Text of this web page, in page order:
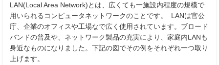
LAN(Local Area Network)とは、広くても一施設内程度の規模で
用いられるコンピュータネットワークのことです。 LANは官公
庁、企業のオフィスや工場なで広く使用されています。ブロード
バンドの普及や、ネットワーク製品の充実により、家庭内LANも
身近なものになりました。下記の図でその例をそれぞれ一つ取り
上げます。